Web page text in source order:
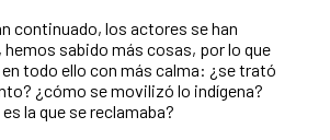
continuado, los actores se han
sabido más cosas, por lo que
todo ello con más calma: ¿se trató
¿cómo se movilizó lo indígena?
la que se reclamaba?